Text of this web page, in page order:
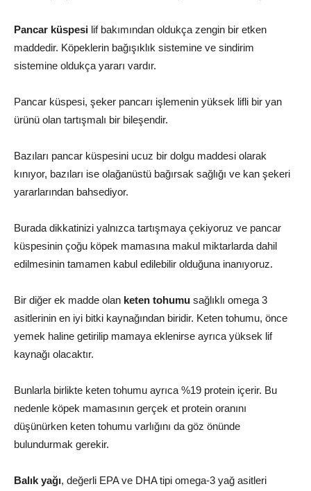
Pancar küspesi lif bakımından oldukça zengin bir etken
maddedir. Köpeklerin bağışıklık sistemine ve sindirim
sistemine oldukça yararı vardır.
Pancar küspesi, şeker pancarı işlemenin yüksek lifli bir yan
ürünü olan tartışmalı bir bileşendir.
Bazıları pancar küspesini ucuz bir dolgu maddesi olarak
kınıyor, bazıları ise olağanüstü bağırsak sağlığı ve kan şekeri
yararlarından bahsediyor.
Burada dikkatinizi yalnızca tartışmaya çekiyoruz ve pancar
küspesinin çoğu köpek mamasına makul miktarlarda dahil
edilmesinin tamamen kabul edilebilir olduğuna inanıyoruz.
Bir diğer ek madde olan keten tohumu sağlıklı omega 3
asitlerinin en iyi bitki kaynağından biridir. Keten tohumu, önce
yemek haline getirilip mamaya eklenirse ayrıca yüksek lif
kaynağı olacaktır.
Bunlarla birlikte keten tohumu ayrıca %19 protein içerir. Bu
nedenle köpek mamasının gerçek et protein oranını
düşünürken keten tohumu varlığını da göz önünde
bulundurmak gerekir.
Balık yağı, değerli EPA ve DHA tipi omega-3 yağ asitleri